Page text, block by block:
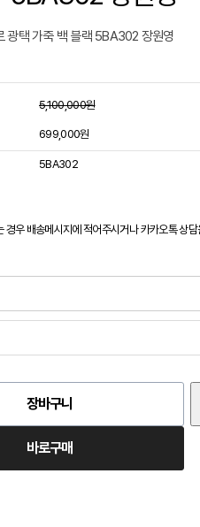
광택 가죽 백 블랙 5BA302 장원영
5,100,000원
699,000원
5BA302
경우 배송메시지에 적어주시거나 카카오톡 상
장바구니
바로구매